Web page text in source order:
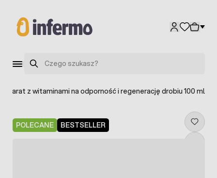
Szukaj
z witaminami na odporność i regenerację drobiu 100 ml
POLECANE BESTSELLER